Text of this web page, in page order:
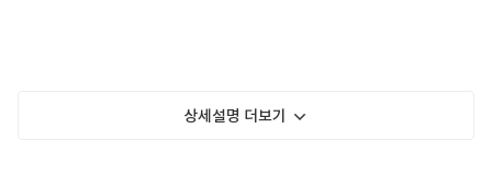
상세설명 더보기